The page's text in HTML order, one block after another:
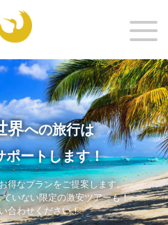
界への旅行は
ポートします！
得なプランをご提案します。
いない限定の激安ツアーも！
合わせください！